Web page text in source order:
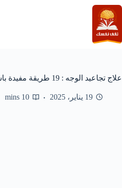
التجاوز
إلى
المحتوى
علاج تجاعيد الوجه : 19 طريقة مفيدة باستخدام الصبار
19 يناير، 2025 10 mins